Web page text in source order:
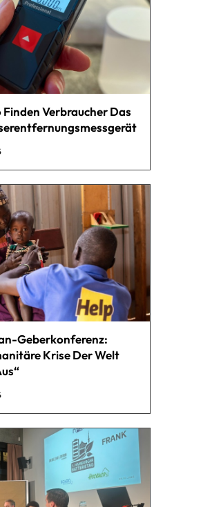
Finden Verbraucher Das
Geberkonferenz:
Krise Der Welt